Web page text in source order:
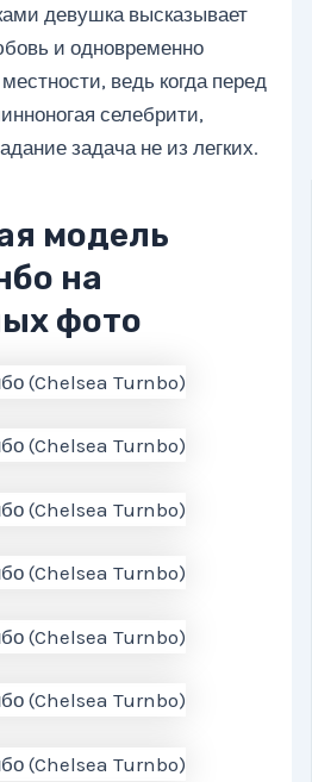
девушка высказывает
и одновременно
ведь когда перед
селебрити,
задача не из легких.
модель
на
фото